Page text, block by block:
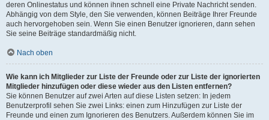
deren Onlinestatus und können ihnen schnell eine Private Nachricht senden.
Abhängig von dem Style, den Sie verwenden, können Beiträge Ihrer Freunde
auch hervorgehoben sein. Wenn Sie einen Benutzer ignorieren, dann sehen
Sie seine Beiträge standardmäßig nicht.
Nach oben
Wie kann ich Mitglieder zur Liste der Freunde oder zur Liste der ignorierten
Mitglieder hinzufügen oder diese wieder aus den Listen entfernen?
Sie können Benutzer auf zwei Arten auf diese Listen setzen: In jedem
Benutzerprofil sehen Sie zwei Links: einen zum Hinzufügen zur Liste der
Freunde und einen zum Ignorieren des Benutzers. Außerdem können Sie im